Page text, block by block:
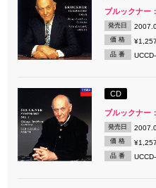
ブルックナー
発売日
価 格
品 番
CD
ブルックナー
発売日
価 格
品 番